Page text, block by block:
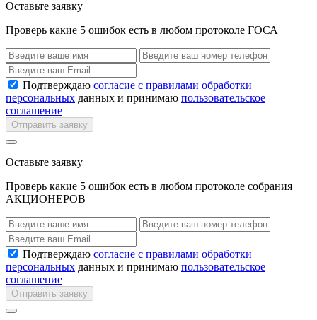
Оставьте заявку
Проверь какие 5 ошибок есть в любом протоколе ГОСА
Подтверждаю согласие с правилами обработки
персональных данных и принимаю пользовательское
соглашение
Отправить заявку
Оставьте заявку
Проверь какие 5 ошибок есть в любом протоколе собрания
АКЦИОНЕРОВ
Подтверждаю согласие с правилами обработки
персональных данных и принимаю пользовательское
соглашение
Отправить заявку